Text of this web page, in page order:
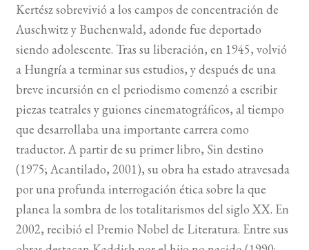
MI CUENTA
BUSCAR
LISTA DE LIBROS
Kertész sobrevivió a los campos de concentración de
Auschwitz y Buchenwald, adonde fue deportado
siendo adolescente. Tras su liberación, en 1945, volvió
a Hungría a terminar sus estudios, y después de una
breve incursión en el periodismo comenzó a escribir
piezas teatrales y guiones cinematográficos, al tiempo
que desarrollaba una importante carrera como
traductor. A partir de su primer libro, Sin destino
(1975; Acantilado, 2001), su obra ha estado atravesada
por una profunda interrogación ética sobre la que
planea la sombra de los totalitarismos del siglo XX. En
2002, recibió el Premio Nobel de Literatura. Entre sus